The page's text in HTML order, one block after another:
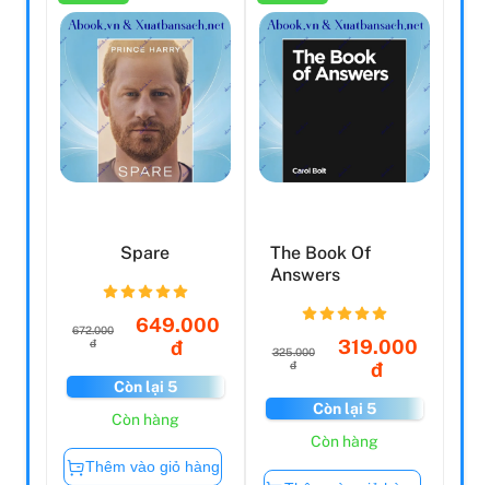
Spare
672.000
đ
649.000
đ
Còn lại 5
Còn hàng
Thêm vào giỏ hàng
The Book Of
Answers
325.000
đ
319.000
đ
Còn lại 5
Còn hàng